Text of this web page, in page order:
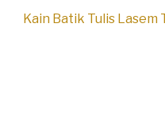
Kain Batik Tulis Lasem